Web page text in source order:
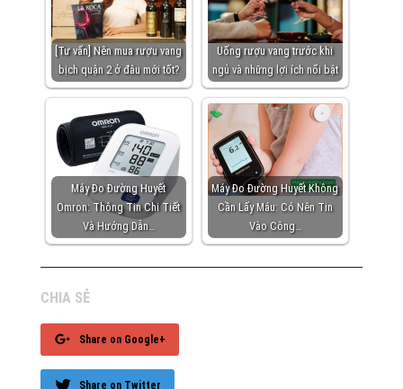
[Tư vấn] Nên mua rượu vang
bịch quận 2 ở đâu mới tốt?
Uống rượu vang trước khi
ngủ và những lợi ích nổi bật
Máy Đo Đường Huyết
Omron: Thông Tin Chi Tiết
Và Hướng Dẫn…
Máy Đo Đường Huyết Không
Cần Lấy Máu: Có Nên Tin
Vào Công…
CHIA SẺ
Share on Google+
Share on Twitter